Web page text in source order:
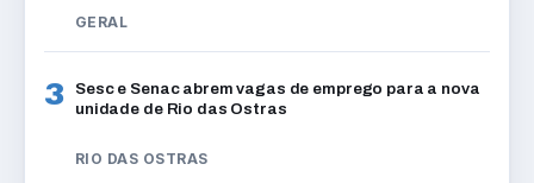
GERAL
3
Sesc e Senac abrem vagas de emprego para a nova
unidade de Rio das Ostras
RIO DAS OSTRAS